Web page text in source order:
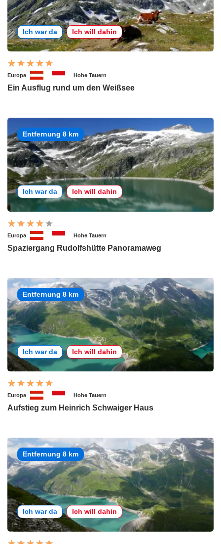
Ich war da Ich will dahin
Europa Hohe Tauern
Ein Ausflug rund um den Weißsee
Entfernung 8 km
Ich war da Ich will dahin
Europa Hohe Tauern
Spaziergang Rudolfshütte Panoramaweg
Entfernung 8 km
Ich war da Ich will dahin
Europa Hohe Tauern
Aufstieg zum Heinrich Schwaiger Haus
Entfernung 8 km
Ich war da Ich will dahin